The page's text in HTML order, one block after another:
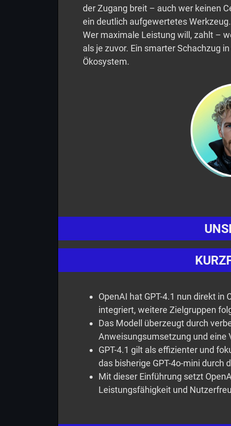
der Zugang breit – auch wer keinen
ein deutlich aufgewertetes
Wer maximale Leistung will, zahlt –
als je zuvor. Ein smarter Schachzug
Ökosystem.
OpenAI hat GPT-4.1 nun direkt in
integriert, weitere Zielgruppen
Das Modell überzeugt durch
Anweisungsumsetzung und eine
GPT-4.1 gilt als effizienter und
das bisherige GPT-4o-mini durch
Mit dieser Einführung setzt
Leistungsfähigkeit und